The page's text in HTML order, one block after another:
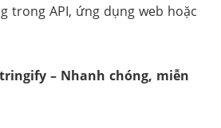
trong API, ứng dụng web hoặc
– Nhanh chóng, miễn